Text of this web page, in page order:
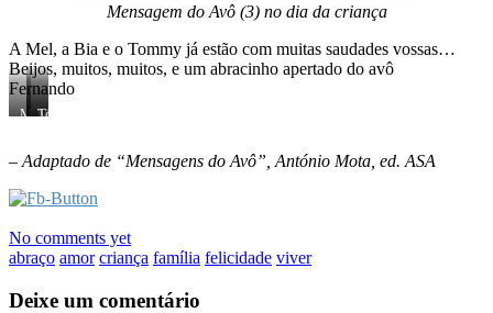
Mensagem do Avô (3) no dia da criança
A Mel, a Bia e o Tommy já estão com muitas saudades vossas…
Beijos, muitos, muitos, e um abracinho apertado do avô
Fernando
MelMel
Tommy
– Adaptado de “Mensagens do Avô”, António Mota, ed. ASA
No comments yet
abraço amor criança família felicidade viver
Deixe um comentário